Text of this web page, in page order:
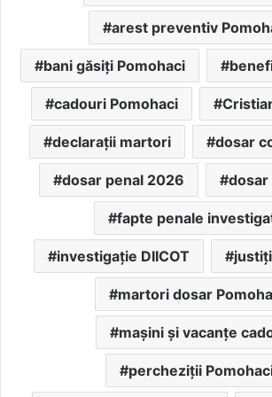
arest preventiv
bani găsiți Pomohaci
cadouri Pomohaci
declarații martori dosar
dosar penal 2026 dosar
fapte penale
investigație DIICOT
martori dosar
mașini și vacanțe
percheziții